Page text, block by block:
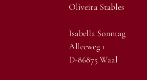
Oliveira Stables
Isabella Sonntag
Alleeweg 1
D-86875 Waal